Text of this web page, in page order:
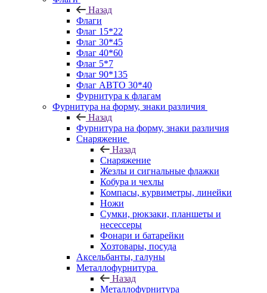
Назад
Флаги
Флаг 15*22
Флаг 30*45
Флаг 40*60
Флаг 5*7
Флаг 90*135
Флаг АВТО 30*40
Фурнитура к флагам
Фурнитура на форму, знаки различия
Назад
Фурнитура на форму, знаки различия
Снаряжение
Назад
Снаряжение
Жезлы и сигнальные флажки
Кобура и чехлы
Компасы, курвиметры, линейки
Ножи
Сумки, рюкзаки, планшеты и
несессеры
Фонари и батарейки
Хозтовары, посуда
Аксельбанты, галуны
Металлофурнитура
Назад
Металлофурнитура